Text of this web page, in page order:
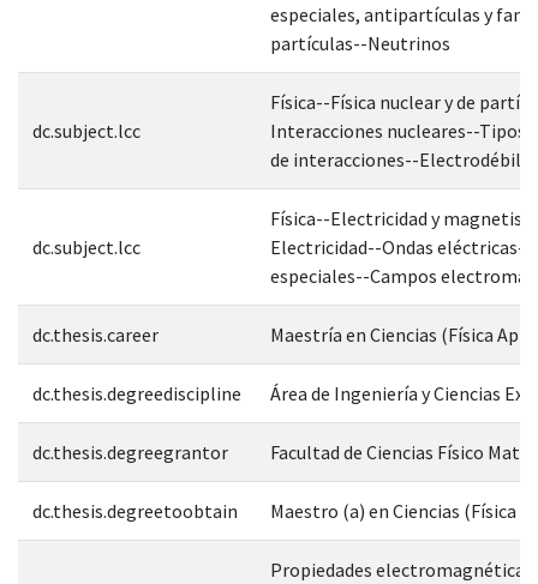
especiales, antipartículas y
partículas--Neutrinos
dc.subject.lcc
Física--Física nuclear y de
Interacciones nucleares--Tipos
de interacciones--Electrodébil
dc.subject.lcc
Física--Electricidad y
Electricidad--Ondas eléctricas--
especiales--Campos
dc.thesis.career Maestría en Ciencias (Física
dc.thesis.degreediscipline Área de Ingeniería y Ciencias
dc.thesis.degreegrantor Facultad de Ciencias Físico
dc.thesis.degreetoobtain Maestro (a) en Ciencias (Física
Propiedades electromagnéticas